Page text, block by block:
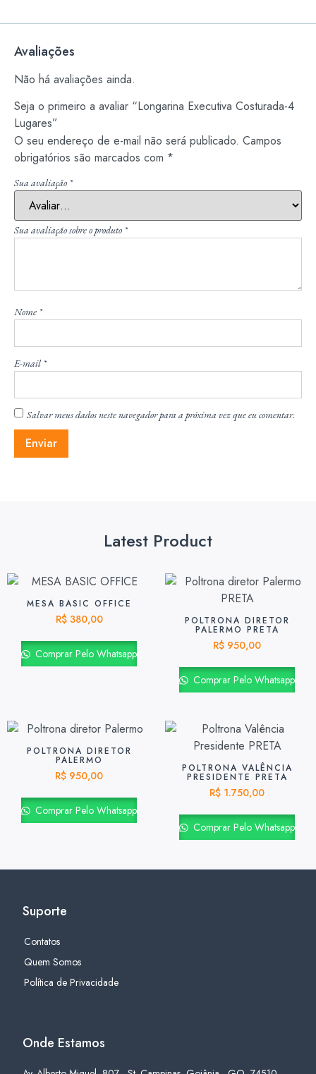
Avaliações
Não há avaliações ainda.
Seja o primeiro a avaliar “Longarina Executiva Costurada-4
Lugares”
O seu endereço de e-mail não será publicado. Campos
obrigatórios são marcados com *
Sua avaliação *
Sua avaliação sobre o produto *
Nome *
E-mail*
Salvar meus dados neste navegador para a próxima vez que eu comentar.
Latest Product
MESA BASIC OFFICE
R$380,00
Comprar Pelo Whatsapp
POLTRONA DIRETOR
PALERMO PRETA
R$ 950,00
Comprar Pelo Whatsapp
POLTRONA DIRETOR
PALERMO
R$ 950,00
Comprar Pelo Whatsapp
POLTRONA VALÊNCIA
PRESIDENTE PRETA
R$ 1.750,00
Comprar Pelo Whatsapp
Suporte
Contatos
Quem Somos
Política de Privacidade
Onde Estamos